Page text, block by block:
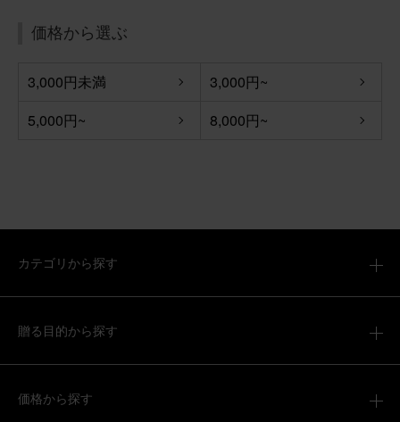
用途：
誕生日
母の誕生日プレゼントとして利用しました。「かわいいお
贈った本人としては、お花とお菓子がセットになっている
用途：
父の日
実家におくりました。最初姪っ子に？と言われましたが父
価格から選ぶ
3,000円未満
3,000円~
5,000円~
8,000円~
カテゴリから探す
贈る目的から探す
価格から探す